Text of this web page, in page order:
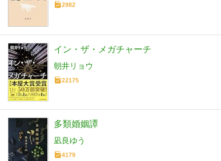
2982
イン・ザ・メガチャーチ
朝井リョウ
22175
多類婚姻譚
凪良ゆう
4179